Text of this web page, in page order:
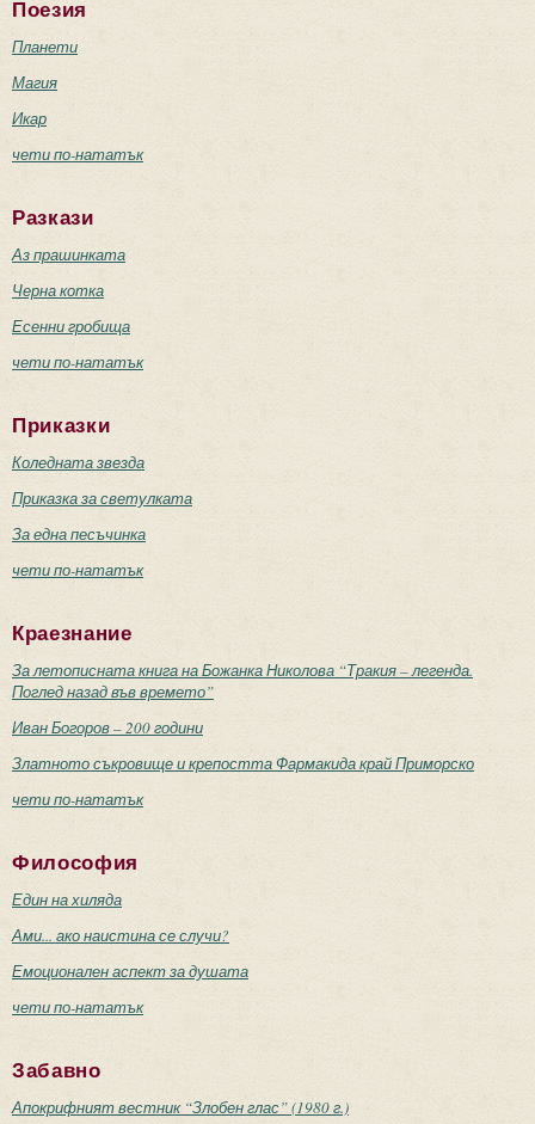
Поезия
Планети
Магия
Икар
чети по-нататък
Разкази
Аз прашинката
Черна котка
Есенни гробища
чети по-нататък
Приказки
Коледната звезда
Приказка за светулката
За една песъчинка
чети по-нататък
Краезнание
За летописната книга на Божанка Николова “Тракия – легенда.
Поглед назад във времето”
Иван Богоров – 200 години
Златното съкровище и крепостта Фармакида край Приморско
чети по-нататък
Философия
Един на хиляда
Ами... ако наистина се случи?
Емоционален аспект за душата
чети по-нататък
Забавно
Апокрифният вестник “Злобен глас” (1980 г.)